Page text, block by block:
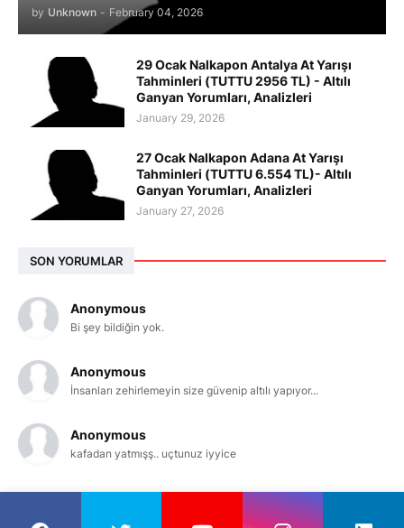
by Unknown - February 04, 2026
29 Ocak Nalkapon Antalya At Yarışı
Tahminleri (TUTTU 2956 TL) - Altılı
Ganyan Yorumları, Analizleri
January 29, 2026
27 Ocak Nalkapon Adana At Yarışı
Tahminleri (TUTTU 6.554 TL)- Altılı
Ganyan Yorumları, Analizleri
January 27, 2026
SON YORUMLAR
Anonymous
Bi şey bildiğin yok.
Anonymous
İnsanları zehirlemeyin size güvenip altılı yapıyor...
Anonymous
kafadan yatmışş.. uçtunuz iyyice